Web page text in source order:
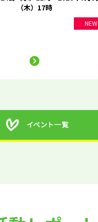
（木）17時
NEW